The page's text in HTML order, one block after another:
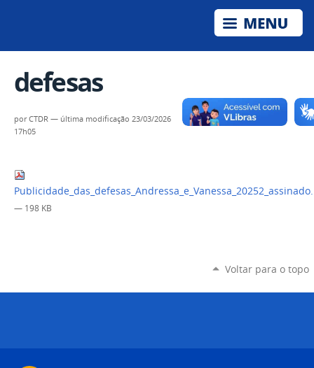
defesas
porCTDR — última modificação 23/03/2026
17h05
— 198 KB
Voltar para o topo